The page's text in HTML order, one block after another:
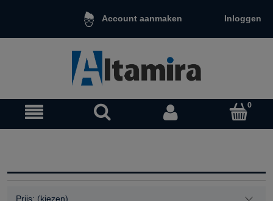
Account aanmaken Inloggen
Prijs: (kiezen)